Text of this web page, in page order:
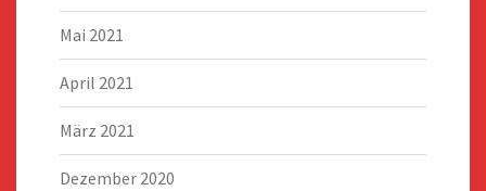
Mai 2021
April 2021
März 2021
Dezember 2020